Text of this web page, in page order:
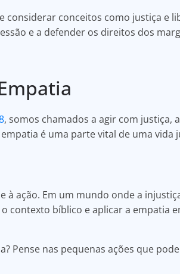
considerar conceitos como justiça e
e a defender os direitos dos
, somos chamados a agir com justiça,
é uma parte vital de uma vida
à ação. Em um mundo onde a
contexto bíblico e aplicar a empatia
Pense nas pequenas ações que